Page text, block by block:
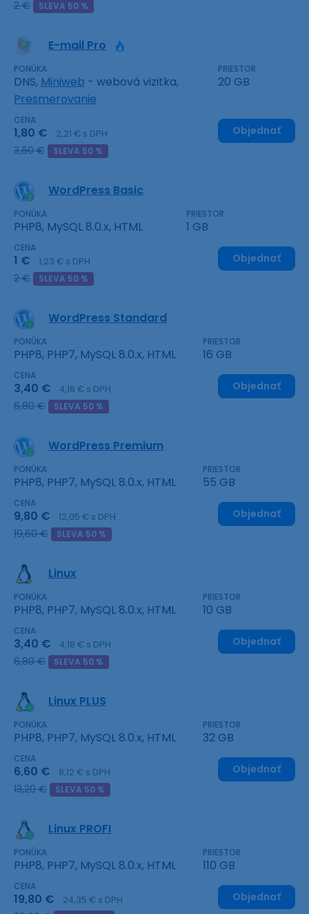
2 € SLEVA 50 %
E-mail Pro
PONÚKA
DNS, Miniweb - webová vizitka,
Presmerovanie
PRIESTOR
20 GB
CENA
1,80 € 2,21 € s DPH
3,60 € SLEVA 50 %
Objednať
WordPress Basic
PONÚKA
PHP8, MySQL 8.0.x, HTML
PRIESTOR
1 GB
CENA
1 € 1,23 € s DPH
2 € SLEVA 50 %
Objednať
WordPress Standard
PONÚKA
PHP8, PHP7, MySQL 8.0.x, HTML
PRIESTOR
16 GB
CENA
3,40 € 4,18 € s DPH
6,80 € SLEVA 50 %
Objednať
WordPress Premium
PONÚKA
PHP8, PHP7, MySQL 8.0.x, HTML
PRIESTOR
55 GB
CENA
9,80 € 12,05 € s DPH
19,60 € SLEVA 50 %
Objednať
Linux
PONÚKA
PHP8, PHP7, MySQL 8.0.x, HTML
PRIESTOR
10 GB
CENA
3,40 € 4,18 € s DPH
6,80 € SLEVA 50 %
Objednať
Linux PLUS
PONÚKA
PHP8, PHP7, MySQL 8.0.x, HTML
PRIESTOR
32 GB
CENA
6,60 € 8,12 € s DPH
13,20 € SLEVA 50 %
Objednať
Linux PROFI
PONÚKA
PHP8, PHP7, MySQL 8.0.x, HTML
PRIESTOR
110 GB
CENA
19,80 € 24,35 € s DPH Objednať